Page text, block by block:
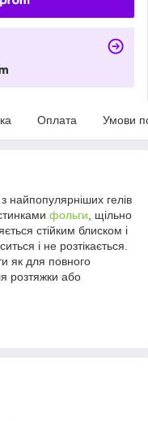
Оплата Умови
найпопулярніших гелів
фольги , щільно
стійким блиском і
і не розтікається.
як для повного
розтяжки або